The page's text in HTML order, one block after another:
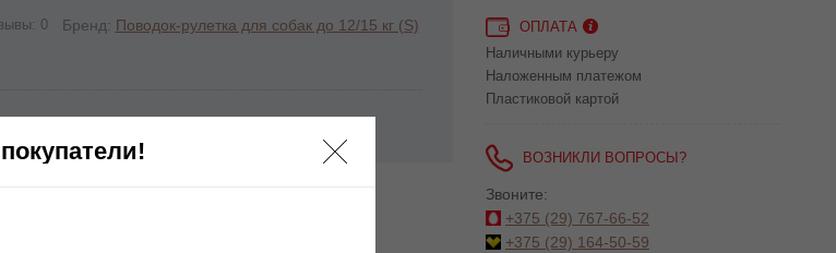
0 Бренд: Поводок-рулетка для собак до 12/15 кг (S)
ОПЛАТА
Наличными курьеру
Наложенным платежом
Пластиковой картой
ВОЗНИКЛИ ВОПРОСЫ?
Звоните:
+375 (29) 767-66-52
+375 (29) 164-50-59